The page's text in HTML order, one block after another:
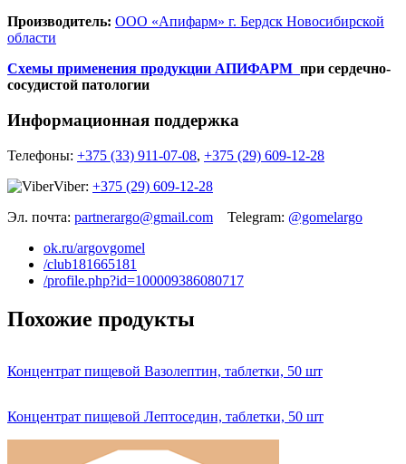
Производитель: ООО «Апифарм» г. Бердск Новосибирской
области
Схемы применения продукции АПИФАРМ при сердечно-
сосудистой патологии
Информационная поддержка
Телефоны: +375 (33) 911-07-08, +375 (29) 609-12-28
Viber: +375 (29) 609-12-28
Эл. почта: partnerargo@gmail.com Telegram: @gomelargo
ok.ru/argovgomel
/club181665181
/profile.php?id=100009386080717
Похожие продукты
Концентрат пищевой Вазолептин, таблетки, 50 шт
Концентрат пищевой Лептоседин, таблетки, 50 шт